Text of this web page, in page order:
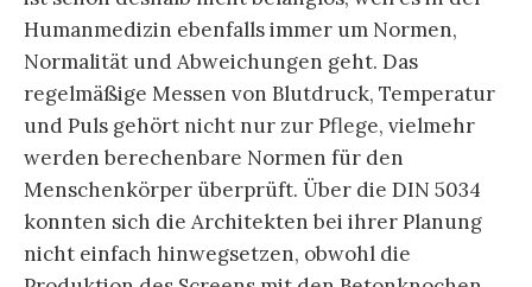
Humanmedizin ebenfalls immer um Normen,
Normalität und Abweichungen geht. Das
regelmäßige Messen von Blutdruck, Temperatur
und Puls gehört nicht nur zur Pflege, vielmehr
werden berechenbare Normen für den
Menschenkörper überprüft. Über die DIN 5034
konnten sich die Architekten bei ihrer Planung
nicht einfach hinwegsetzen, obwohl die